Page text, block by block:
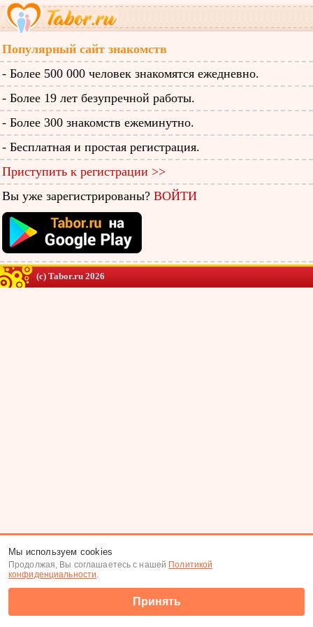
Популярный сайт знакомств
- Более 500 000 человек знакомятся ежедневно.
- Более 19 лет безупречной работы.
- Более 300 знакомств ежеминутно.
- Бесплатная и простая регистрация.
Приступить к регистрации >>
Вы уже зарегистрированы? ВОЙТИ
(c) Tabor.ru 2026
Мы используем cookies
Продолжая, Вы соглашаетесь с нашей Политикой
конфиденциальности.
Принять